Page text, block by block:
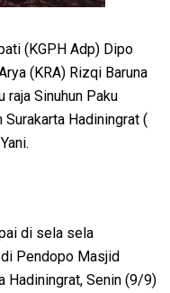
(KGPH Adp) Dipo
(KRA) Rizqi Baruna
raja Sinuhun Paku
Hadiningrat (
di sela sela
Pendopo Masjid
Hadiningrat, Senin (9/9)